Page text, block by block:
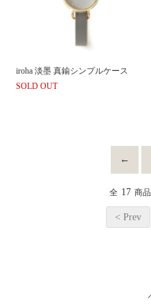
iroha 淡墨 真鍮シンプルケース
SOLD OUT
←
全 17 商品
< Prev